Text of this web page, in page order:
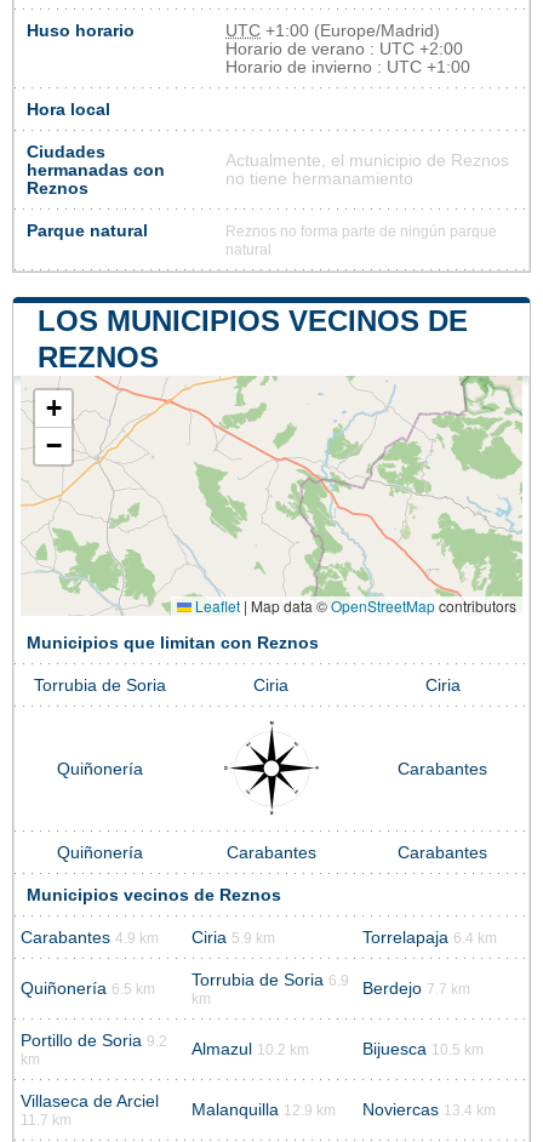
Huso horario UTC +1:00 (Europe/Madrid)
Horario de verano : UTC +2:00
Horario de invierno : UTC +1:00
Hora local
Ciudades
hermanadas con
Reznos
Actualmente, el municipio de Reznos
no tiene hermanamiento
Parque natural
Reznos no forma parte de ningún parque
natural
LOS MUNICIPIOS VECINOS DE
REZNOS
+
−
Leaflet | Map data ©OpenStreetMapcontributors
Municipios que limitan con Reznos
Torrubia de Soria Ciria Ciria
Quiñonería Carabantes
Quiñonería Carabantes Carabantes
Municipios vecinos de Reznos
Carabantes 4.9 km Ciria 5.9 km Torrelapaja 6.4 km
Quiñonería 6.5 km Torrubia de Soria 6.9
km
Berdejo 7.7 km
Portillo de Soria 9.2
km
Almazul 10.2 km Bijuesca 10.5 km
Villaseca de Arciel
11.7 km
Malanquilla 12.9 km Noviercas 13.4 km